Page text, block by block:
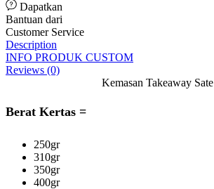
Dapatkan
Bantuan dari
Customer Service
Description
INFO PRODUK CUSTOM
Reviews (0)
Kemasan Takeaway Sate
Berat Kertas =
250gr
310gr
350gr
400gr